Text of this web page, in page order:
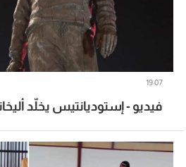
فيديو - إستوديانتيس يخلّد
19:07